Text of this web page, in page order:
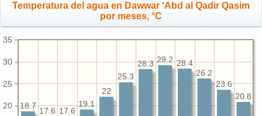
Temperatura del agua en Dawwar 'Abd al Qadir Qasim
por meses, °C
20
25
30
35
20.8
23.6
26.2
28.4
29.2
28.3
25.3
22
19.1
17.6
17.6
18.7